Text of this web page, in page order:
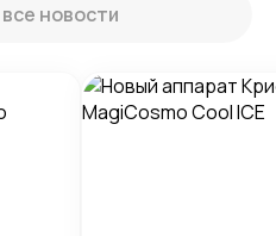
новости